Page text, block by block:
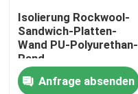
Isolierung Rockwool-
Sandwich-Platten-
Wand PU-Polyurethan-
Rand
Anfrage absenden